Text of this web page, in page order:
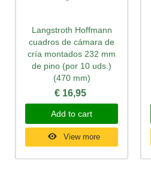
Langstroth Hoffmann
cuadros de cámara de
cría montados 232 mm
de pino (por 10 uds.)
(470 mm)
€ 16,95
Add to cart
View more